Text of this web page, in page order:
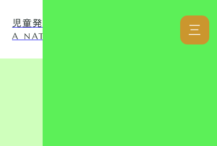
児童発達支援事業所 ナチュファミ
A NATURAL LOVER FAMILY 三